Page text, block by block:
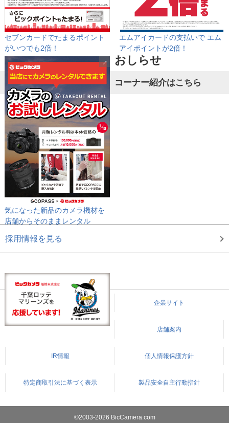
セブンカードでたまるポイント
がいつでも2倍！
エムアイカードの支払いで エム
アイポイントが2倍！
気になった新品のカメラ機材を
店舗からそのままレンタル
おしらせ
コーナー紹介はこちら
採用情報を見る
企業サイト
店舗案内
IR情報 個人情報保護方針
特定商取引法に基づく表示 製品安全自主行動指針
©2003-2026 BicCamera.com